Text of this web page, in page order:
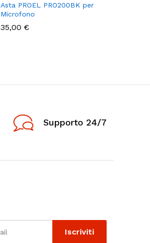
Asta PROEL PRO200BK per
Microfono
35,00 €
Supporto 24/7